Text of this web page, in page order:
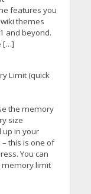
features you
themes
and beyond.
[…]
Limit (quick
the memory
size
in your
this is one of
You can
memory limit